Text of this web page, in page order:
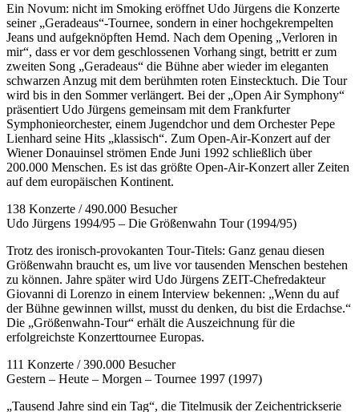
Ein Novum: nicht im Smoking eröffnet Udo Jürgens die Konzerte
seiner „Geradeaus“-Tournee, sondern in einer hochgekrempelten
Jeans und aufgeknöpften Hemd. Nach dem Opening „Verloren in
mir“, dass er vor dem geschlossenen Vorhang singt, betritt er zum
zweiten Song „Geradeaus“ die Bühne aber wieder im eleganten
schwarzen Anzug mit dem berühmten roten Einstecktuch. Die Tour
wird bis in den Sommer verlängert. Bei der „Open Air Symphony“
präsentiert Udo Jürgens gemeinsam mit dem Frankfurter
Symphonieorchester, einem Jugendchor und dem Orchester Pepe
Lienhard seine Hits „klassisch“. Zum Open-Air-Konzert auf der
Wiener Donauinsel strömen Ende Juni 1992 schließlich über
200.000 Menschen. Es ist das größte Open-Air-Konzert aller Zeiten
auf dem europäischen Kontinent.
138 Konzerte / 490.000 Besucher
Udo Jürgens 1994/95 – Die Größenwahn Tour (1994/95)
Trotz des ironisch-provokanten Tour-Titels: Ganz genau diesen
Größenwahn braucht es, um live vor tausenden Menschen bestehen
zu können. Jahre später wird Udo Jürgens ZEIT-Chefredakteur
Giovanni di Lorenzo in einem Interview bekennen: „Wenn du auf
der Bühne gewinnen willst, musst du denken, du bist die Erdachse.“
Die „Größenwahn-Tour“ erhält die Auszeichnung für die
erfolgreichste Konzerttournee Europas.
111 Konzerte / 390.000 Besucher
Gestern – Heute – Morgen – Tournee 1997 (1997)
„Tausend Jahre sind ein Tag“, die Titelmusik der Zeichentrickserie